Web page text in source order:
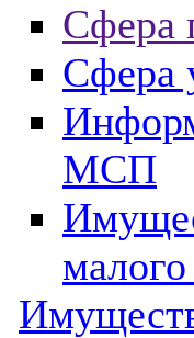
Сфера
Сфера
МСП